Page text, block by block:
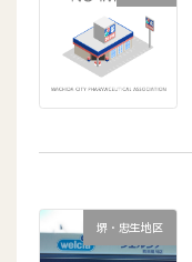
堺・忠生地区